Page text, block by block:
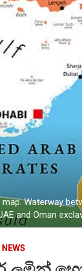
Waterway
and Oman
NEWS